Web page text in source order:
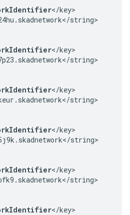
</key>
string>
</key>
string>
</key>
string>
</key>
string>
</key>
string>
</key>